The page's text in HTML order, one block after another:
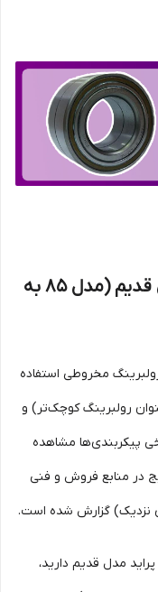
بلبرینگ چرخ عقب پراید — مدل قدیم (مدل 85 به
مخروطی استفاده
رولبرینگ کوچک‌تر) و
پیکربندی‌ها مشاهده
11749/10 به‌صورت رایج در منابع فروش و فنی
نزدیک) گزارش شده است.
مدل قدیم دارید،